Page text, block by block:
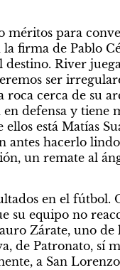
méritos para
firma de Pablo
River
ser
roca cerca de su
en defensa y
está Matías
antes hacerlo
un remate al
en el fútbol.
su equipo no
Zárate, uno de
de Patronato, sí
a San